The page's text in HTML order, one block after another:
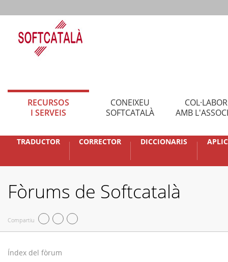
RECURSOS
I SERVEIS
CONEIXEU
SOFTCATALÀ
AMB
TRADUCTOR CORRECTOR DICCIONARIS
Fòrums de Softcatalà
Compartiu
Índex del fòrum